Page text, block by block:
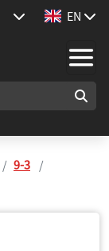
EN
9-3